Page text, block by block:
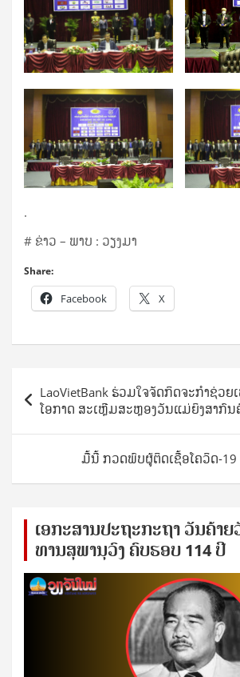
.
# ຂ່າວ – ພາບ : ວຽງມາ
Share:
Facebook X
navigation
LaoVietBank ຮ່ວມໃຈຈັດກິດຈະກຳຊ່ວຍ
ໂອກາດ ສະເຫຼີມສະຫຼອງວັນແມ່ຍິງສາກົນ
ມື້ນີ້ ກວດພົບຜູ້ຕິດເຊື້ອໂຄວິດ-19
ເອ​ກະ​ສານ​ປະ​ຖະ​ກະ​ຖ​າ ວັນ​ຄ້າຍ​
ທານ​ສຸ​ພາ​ນຸ​ວົງ ຄົບ​ຮອບ 114 ປີ